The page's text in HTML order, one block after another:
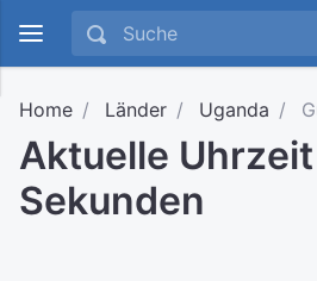
Home Länder Uganda
Aktuelle
Sekunden